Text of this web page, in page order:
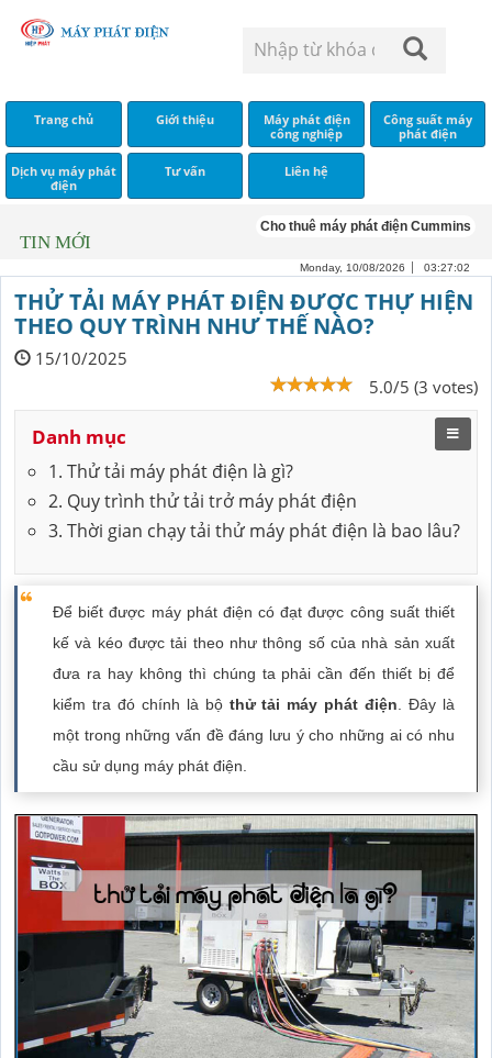
Trang chủ Giới thiệu
Máy phát điện
công nghiệp
Công suất máy
phát điện
Dịch vụ máy phát
điện
Tư vấn Liên hệ
TIN MỚI
Cho thuê máy phát điện Cummins Cho
Monday, 10/08/2026 03:27:03
THỬ TẢI MÁY PHÁT ĐIỆN ĐƯỢC THỰ HIỆN
THEO QUY TRÌNH NHƯ THẾ NÀO?
15/10/2025
5.0/5 (3 votes)
Danh mục
1. Thử tải máy phát điện là gì?
2. Quy trình thử tải trở máy phát điện
3. Thời gian chạy tải thử máy phát điện là bao lâu?
Để biết được máy phát điện có đạt được công suất thiết
kế và kéo được tải theo như thông số của nhà sản xuất
đưa ra hay không thì chúng ta phải cần đến thiết bị để
kiểm tra đó chính là bộ thử tải máy phát điện . Đây là
một trong những vấn đề đáng lưu ý cho những ai có nhu
cầu sử dụng máy phát điện.